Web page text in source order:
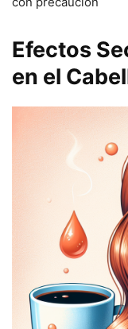
Efectos
en el